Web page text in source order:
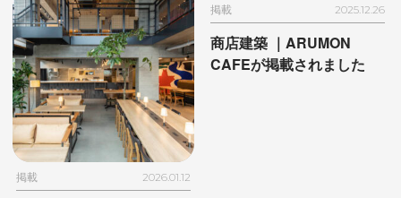
掲載 2026.01.12
掲載 2025.12.26
商店建築 ｜ARUMON
CAFEが掲載されました